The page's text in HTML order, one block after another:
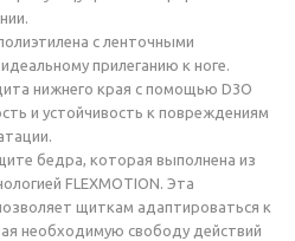
с ленточными
прилеганию к ноге.
нижнего края с помощью D3O
и устойчивость к повреждениям
бедра, которая выполнена из
FLEXMOTION. Эта
щиткам адаптироваться к
необходимую свободу действий